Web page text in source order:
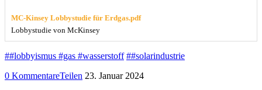
MC-Kinsey Lobbystudie für Erdgas.pdf
Lobbystudie von McKinsey
##lobbyismus #gas #wasserstoff ##solarindustrie
0 KommentareTeilen 23. Januar 2024